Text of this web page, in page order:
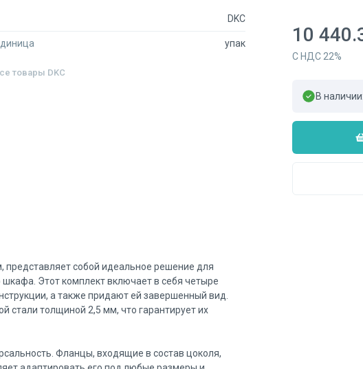
DKC
упак
товары DKC
представляет собой идеальное решение для
Этот комплект включает в себя четыре
а также придают ей завершенный вид.
стали толщиной 2,5 мм, что гарантирует их
Фланцы, входящие в состав цоколя,
10
С НДС 22%
В наличии: